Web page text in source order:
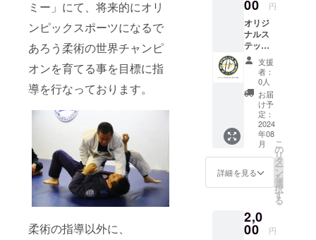
ミー」にて、将来的にオリ
ンピックスポーツになるで
あろう柔術の世界チャンピ
オンを育てる事を目標に指
導を行なっております。
柔術の指導以外に、
00 円
オリジ
ナルス
テッ
カー ＜
枚数＞
１枚 ＜
サイズ
＞6cm
x 6cm ※
仕様と
デザイ
ンは、
予告な
く変更
される
す。
支援
者：
0人
お届
け予
定：
2024
年08
月
詳細を見る
こ
の
リ
タ
ー
ン
を
選
択
す
る
2,0
00 円